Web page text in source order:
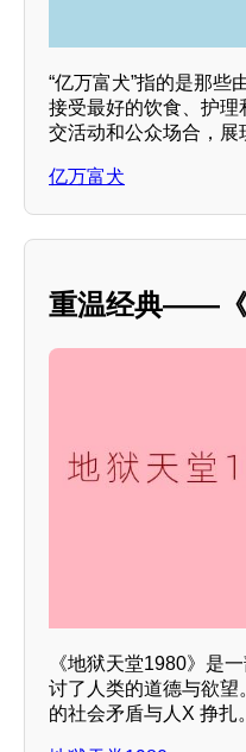
“亿万富犬”指的是那些
接受最好的饮食、护
交活动和公众场合，
亿万富犬
重温经典——《
《地狱天堂1980》是
讨了人类的道德与欲
的社会矛盾与人X 挣扎。